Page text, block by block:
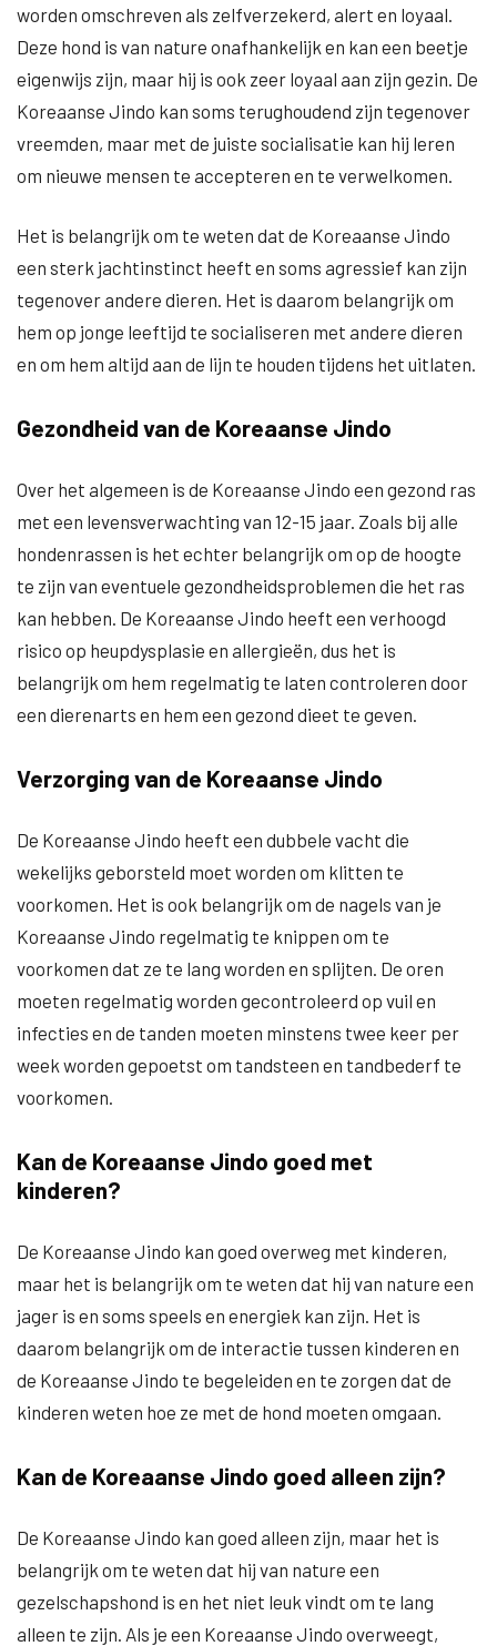
worden omschreven als zelfverzekerd, alert en loyaal.
Deze hond is van nature onafhankelijk en kan een beetje
eigenwijs zijn, maar hij is ook zeer loyaal aan zijn gezin. De
Koreaanse Jindo kan soms terughoudend zijn tegenover
vreemden, maar met de juiste socialisatie kan hij leren
om nieuwe mensen te accepteren en te verwelkomen.
Het is belangrijk om te weten dat de Koreaanse Jindo
een sterk jachtinstinct heeft en soms agressief kan zijn
tegenover andere dieren. Het is daarom belangrijk om
hem op jonge leeftijd te socialiseren met andere dieren
en om hem altijd aan de lijn te houden tijdens het uitlaten.
Gezondheid van de Koreaanse Jindo
Over het algemeen is de Koreaanse Jindo een gezond ras
met een levensverwachting van 12-15 jaar. Zoals bij alle
hondenrassen is het echter belangrijk om op de hoogte
te zijn van eventuele gezondheidsproblemen die het ras
kan hebben. De Koreaanse Jindo heeft een verhoogd
risico op heupdysplasie en allergieën, dus het is
belangrijk om hem regelmatig te laten controleren door
een dierenarts en hem een gezond dieet te geven.
Verzorging van de Koreaanse Jindo
De Koreaanse Jindo heeft een dubbele vacht die
wekelijks geborsteld moet worden om klitten te
voorkomen. Het is ook belangrijk om de nagels van je
Koreaanse Jindo regelmatig te knippen om te
voorkomen dat ze te lang worden en splijten. De oren
moeten regelmatig worden gecontroleerd op vuil en
infecties en de tanden moeten minstens twee keer per
week worden gepoetst om tandsteen en tandbederf te
voorkomen.
Kan de Koreaanse Jindo goed met
kinderen?
De Koreaanse Jindo kan goed overweg met kinderen,
maar het is belangrijk om te weten dat hij van nature een
jager is en soms speels en energiek kan zijn. Het is
daarom belangrijk om de interactie tussen kinderen en
de Koreaanse Jindo te begeleiden en te zorgen dat de
kinderen weten hoe ze met de hond moeten omgaan.
Kan de Koreaanse Jindo goed alleen zijn?
De Koreaanse Jindo kan goed alleen zijn, maar het is
belangrijk om te weten dat hij van nature een
gezelschapshond is en het niet leuk vindt om te lang
alleen te zijn. Als je een Koreaanse Jindo overweegt,